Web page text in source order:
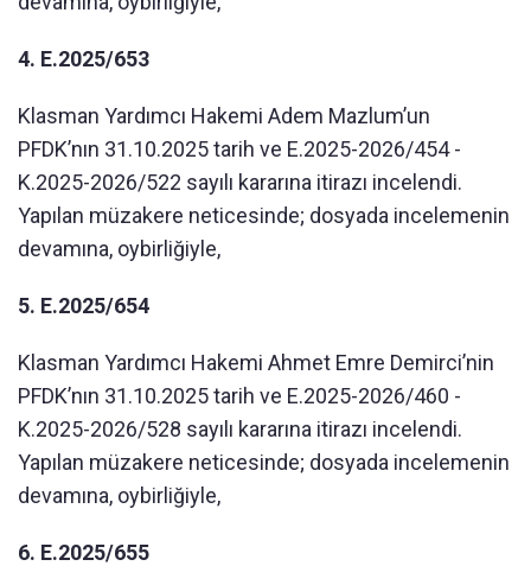
4. E.2025/653
Klasman Yardımcı Hakemi Adem Mazlum’un
PFDK’nın 31.10.2025 tarih ve E.2025-2026/454 -
K.2025-2026/522 sayılı kararına itirazı incelendi.
Yapılan müzakere neticesinde; dosyada incelemenin
devamına, oybirliğiyle,
5. E.2025/654
Klasman Yardımcı Hakemi Ahmet Emre Demirci’nin
PFDK’nın 31.10.2025 tarih ve E.2025-2026/460 -
K.2025-2026/528 sayılı kararına itirazı incelendi.
Yapılan müzakere neticesinde; dosyada incelemenin
devamına, oybirliğiyle,
6. E.2025/655